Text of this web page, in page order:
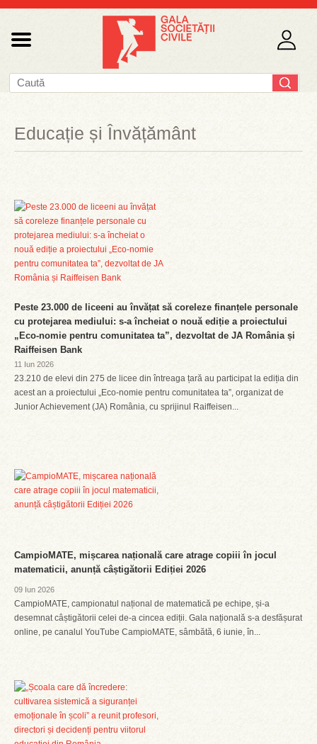
Educație și Învățământ
Peste 23.000 de liceeni au învățat să coreleze finanțele personale
cu protejarea mediului: s-a încheiat o nouă ediție a proiectului
„Eco-nomie pentru comunitatea ta”, dezvoltat de JA România și
Raiffeisen Bank
11 Iun 2026
23.210 de elevi din 275 de licee din întreaga țară au participat la ediția din
acest an a proiectului „Eco-nomie pentru comunitatea ta”, organizat de
Junior Achievement (JA) România, cu sprijinul Raiffeisen...
CampioMATE, mișcarea națională care atrage copiii în jocul
matematicii, anunță câștigătorii Ediției 2026
09 Iun 2026
CampioMATE, campionatul național de matematică pe echipe, și-a
desemnat câștigătorii celei de-a cincea ediții. Gala națională s-a desfășurat
online, pe canalul YouTube CampioMATE, sâmbătă, 6 iunie, în...